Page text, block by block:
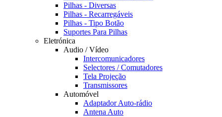
Pilhas - Diversas
Pilhas - Recarregáveis
Pilhas - Tipo Botão
Suportes Para Pilhas
Eletrónica
Audio / Vídeo
Intercomunicadores
Selectores / Comutadores
Tela Projeção
Transmissores
Automóvel
Adaptador Auto-rádio
Antena Auto